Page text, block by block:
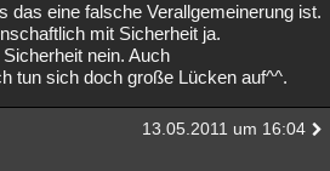
das eine falsche Verallgemeinerung ist.
mit Sicherheit ja.
nein. Auch
tun sich doch große Lücken auf^^.
13.05.2011 um 16:04